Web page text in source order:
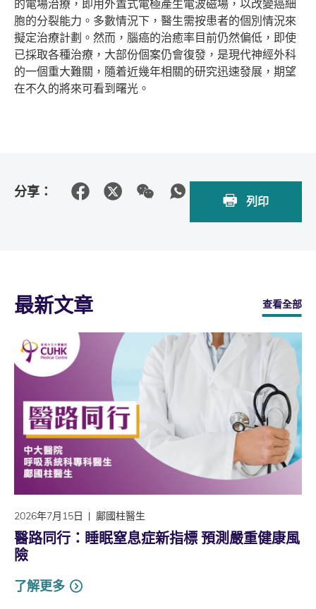
的電場治療，即用外置式電極產生電波磁場，以改變癌細
胞的分裂能力。多數情況下，醫生需按患者的個別情況來
擬定治療計劃。然而，腦癌的治癒率目前仍然偏低，即使
已採取各種治療，大部份個案仍會復發，是現代神經外科
的一個重大難關，隨着近幾年相關的研究迅速發展，期望
在不久的將來可看到曙光。
分享：
列印
最新文章 查看全部
2026年7月15日 鄺國柱醫生
醫路同行：睡眠窒息症新指標 預測嚴重健康風
險
了解更多